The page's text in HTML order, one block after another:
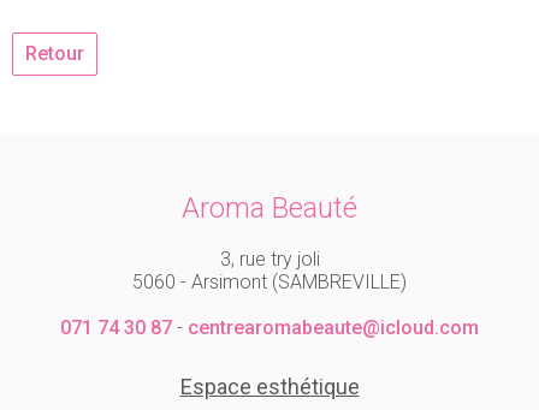
Retour
Aroma Beauté
3, rue try joli
5060 - Arsimont (SAMBREVILLE)
071 74 30 87 - centrearomabeaute@icloud.com
Espace esthétique